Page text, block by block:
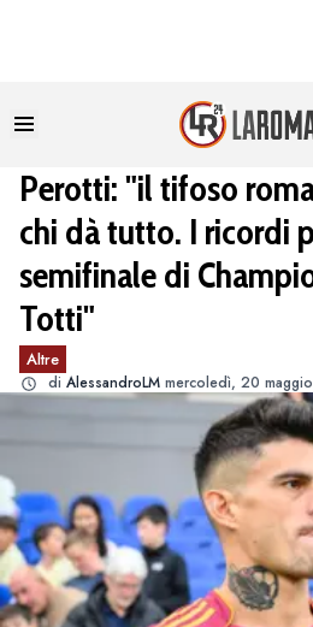
Perotti: "il tifoso
chi dà tutto. I ricordi
semifinale di
Totti"
Altre
di AlessandroLM mercoledì, 20